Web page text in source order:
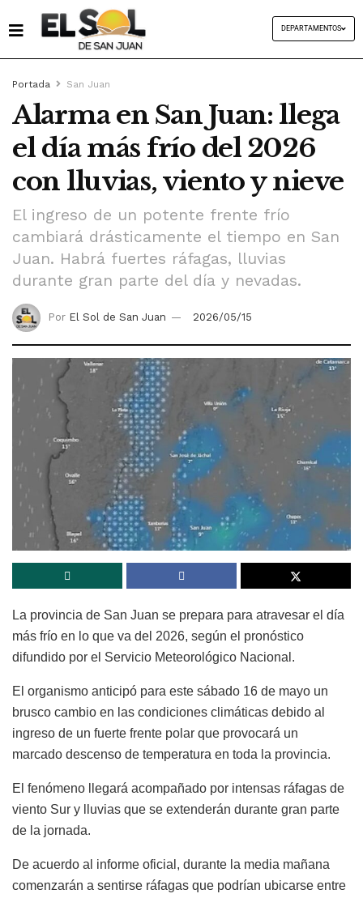
DEPARTAMENTOS
Portada San Juan
Alarma en San Juan: llega
el día más frío del 2026
con lluvias, viento y nieve
El ingreso de un potente frente frío
cambiará drásticamente el tiempo en San
Juan. Habrá fuertes ráfagas, lluvias
durante gran parte del día y nevadas.
Por El Sol de San Juan 2026/05/15
La provincia de San Juan se prepara para atravesar el día
más frío en lo que va del 2026, según el pronóstico
difundido por el Servicio Meteorológico Nacional .
El organismo anticipó para este sábado 16 de mayo un
brusco cambio en las condiciones climáticas debido al
ingreso de un fuerte frente polar que provocará un
marcado descenso de temperatura en toda la provincia.
El fenómeno llegará acompañado por intensas ráfagas de
viento Sur y lluvias que se extenderán durante gran parte
de la jornada.
De acuerdo al informe oficial, durante la media mañana
comenzarán a sentirse ráfagas que podrían ubicarse entre